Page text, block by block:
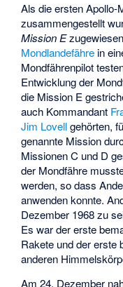
Als die ersten Apollo-
zusammengestellt
Mission E
Mondlandefähre in
Mondfährenpilot
Entwicklung der
die Mission E
auch Kommandant
Jim Lovellgehörten,
genannte Mission
Missionen C und D
der Mondfähre
werden, so dass
anwenden konnte.
Dezember 1968 zu
Es war der erste
Rakete und der erste
anderen
Am 24. Dezember